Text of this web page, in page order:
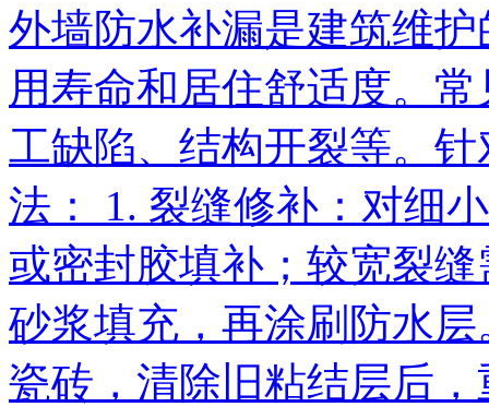
外墙防水补漏是建筑维
用寿命和居住舒适度。
工缺陷、结构开裂等。
法： 1. 裂缝修补：对细
或密封胶填补；较宽裂
砂浆填充，再涂刷防水
瓷砖，清除旧粘结层后